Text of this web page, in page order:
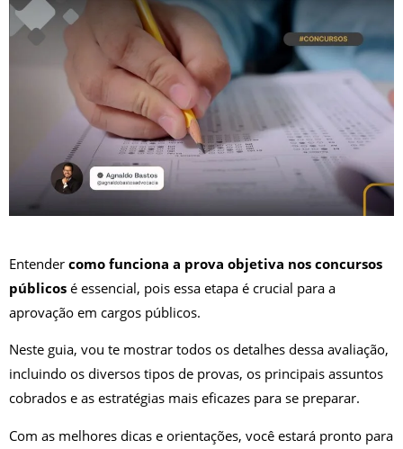
Entender como funciona a prova objetiva nos concursos
públicos é essencial, pois essa etapa é crucial para a
aprovação em cargos públicos.
Neste guia, vou te mostrar todos os detalhes dessa avaliação,
incluindo os diversos tipos de provas, os principais assuntos
cobrados e as estratégias mais eficazes para se preparar.
Com as melhores dicas e orientações, você estará pronto para